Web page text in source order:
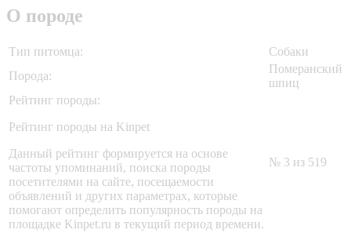
О породе
Тип питомца:
Собаки
Порода:
Померанский
шпиц
Рейтинг породы:
Рейтинг породы на Kinpet
Данный рейтинг формируется на основе
частоты упоминаний, поиска породы
посетителями на сайте, посещаемости
объявлений и других параметрах, которые
помогают определить популярность породы на
площадке Kinpet.ru в текущий период времени.
№ 3 из 519